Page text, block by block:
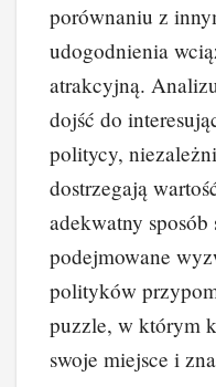
porównaniu z
udogodnienia
atrakcyjną.
dojść do
politycy,
dostrzegają
adekwatny
podejmowane
polityków
puzzle, w którym
swoje miejsce i